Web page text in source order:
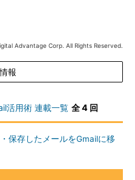
る機能も持ってい
由してメールを送
れにくい送信が可
アドレスを差出人として
Advantage Corp. All Rights Reserved.
報
活用術 連載一覧 全 4 回
保存したメールをGmailに移